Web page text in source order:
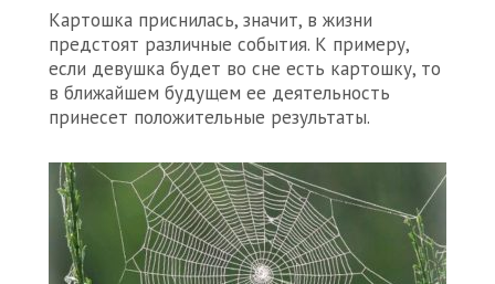
Картошка приснилась, значит, в жизни
предстоят различные события. К примеру,
если девушка будет во сне есть картошку, то
в ближайшем будущем ее деятельность
принесет положительные результаты.